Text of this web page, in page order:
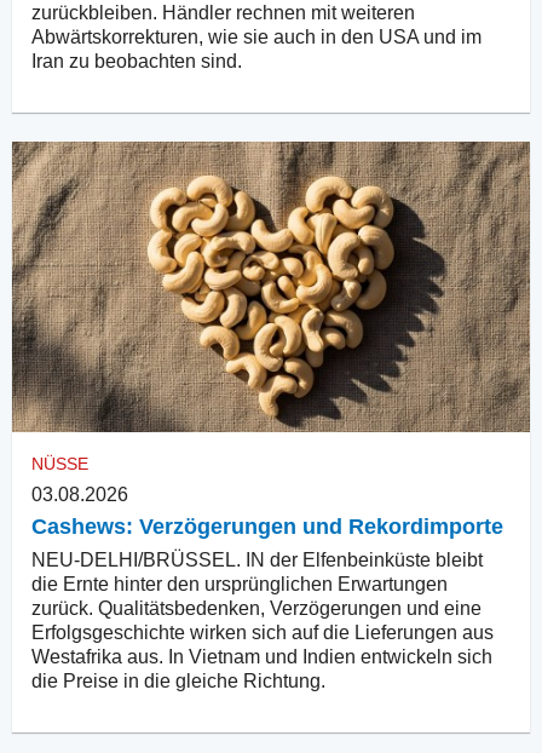
zurückbleiben. Händler rechnen mit weiteren
Abwärtskorrekturen, wie sie auch in den USA und im
Iran zu beobachten sind.
NÜSSE
03.08.2026
Cashews: Verzögerungen und Rekordimporte
NEU-DELHI/BRÜSSEL. IN der Elfenbeinküste bleibt
die Ernte hinter den ursprünglichen Erwartungen
zurück. Qualitätsbedenken, Verzögerungen und eine
Erfolgsgeschichte wirken sich auf die Lieferungen aus
Westafrika aus. In Vietnam und Indien entwickeln sich
die Preise in die gleiche Richtung.